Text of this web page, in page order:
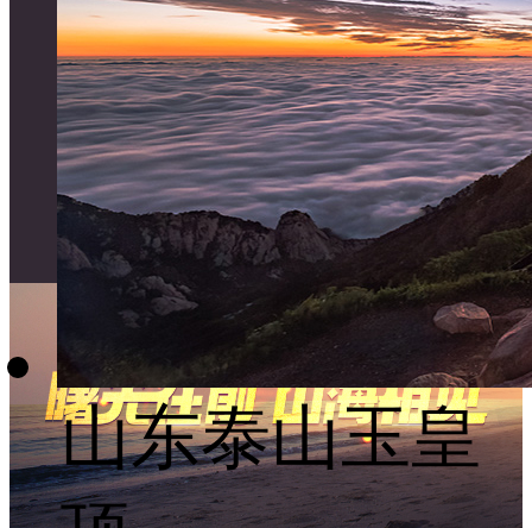
山东泰山玉皇